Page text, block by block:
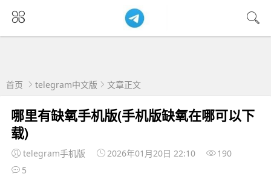
首页 telegram中文版 文章正文
哪里有缺氧手机版(手机版缺氧在哪可以下
载)
telegram手机版 2026年01月20日 22:10
190
5